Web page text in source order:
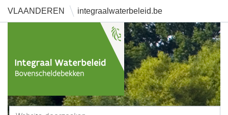
VLAANDEREN integraalwaterbeleid.be
Zoek